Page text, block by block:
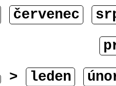
červenec
> leden